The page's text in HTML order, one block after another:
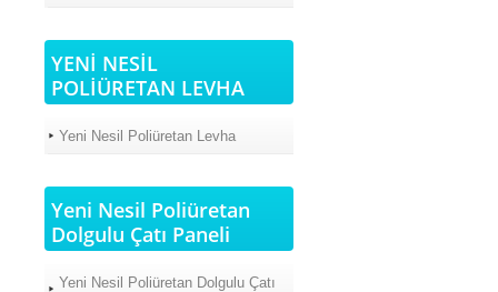
YENİ NESİL
POLİÜRETAN LEVHA
Yeni Nesil Poliüretan Levha
Yeni Nesil Poliüretan
Dolgulu Çatı Paneli
Yeni Nesil Poliüretan Dolgulu Çatı